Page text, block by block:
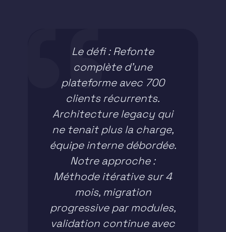
Le défi : Refonte
complète d'une
plateforme avec 700
clients récurrents.
Architecture legacy qui
ne tenait plus la charge,
équipe interne débordée.
Notre approche :
Méthode itérative sur 4
mois, migration
progressive par modules,
validation continue avec